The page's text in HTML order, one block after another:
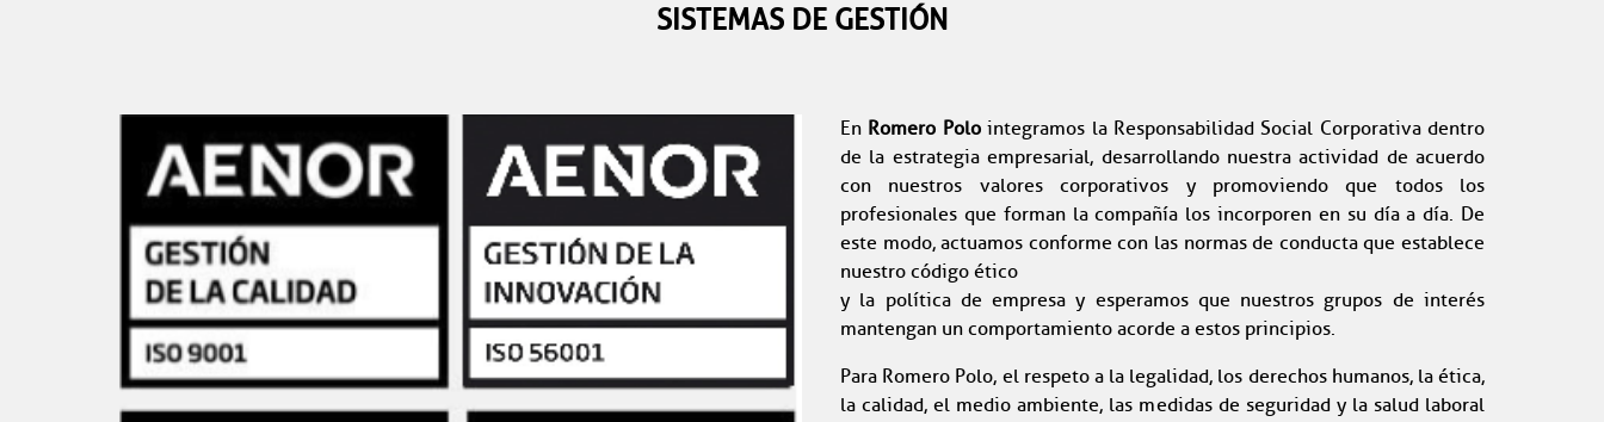
SISTEMAS DE GESTIÓN
En Romero Polointegramos la Responsabilidad Social Corporativa dentro
de la estrategia empresarial, desarrollando nuestra actividad de acuerdo
con nuestros valores corporativos y promoviendo que todos los
profesionales que forman la compañía los incorporen en su día a día. De
este modo, actuamos conforme con las normas de conducta que establece
nuestro código ético
y la política de empresa y esperamos que nuestros grupos de interés
mantengan un comportamiento acorde a estos principios.
Para Romero Polo, el respeto a la legalidad, los derechos humanos, la ética,
la calidad, el medio ambiente, las medidas de seguridad y la salud laboral